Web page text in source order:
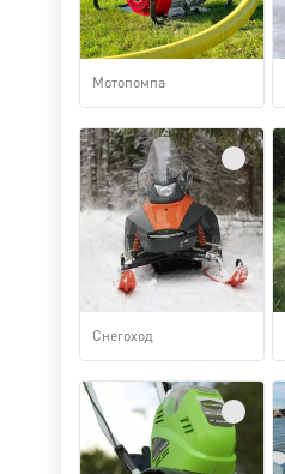
Мотопомпа
Снегоход